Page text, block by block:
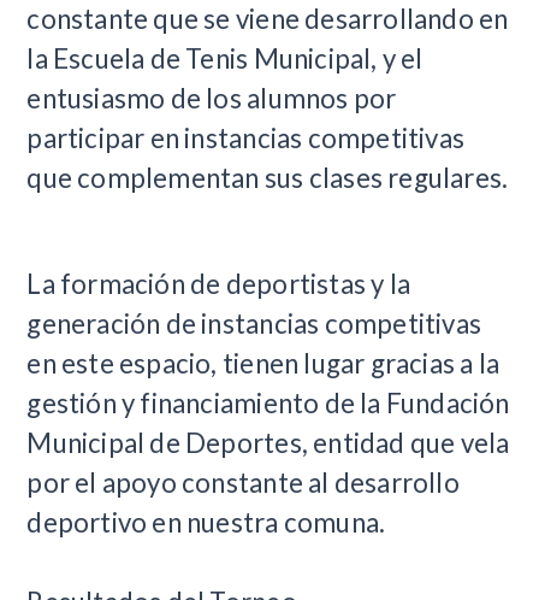
constante que se viene desarrollando en
la Escuela de Tenis Municipal, y el
entusiasmo de los alumnos por
participar en instancias competitivas
que complementan sus clases regulares.
La formación de deportistas y la
generación de instancias competitivas
en este espacio, tienen lugar gracias a la
gestión y financiamiento de la Fundación
Municipal de Deportes, entidad que vela
por el apoyo constante al desarrollo
deportivo en nuestra comuna.